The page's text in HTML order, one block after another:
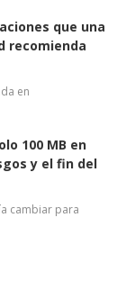
que una
recomienda
en
100 MB en
y el fin del
cambiar para